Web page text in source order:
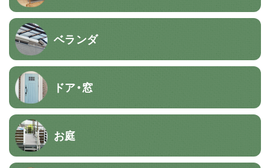
ベランダ
ドア・窓
お庭